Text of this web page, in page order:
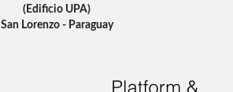
(Edificio UPA)
San Lorenzo - Paraguay